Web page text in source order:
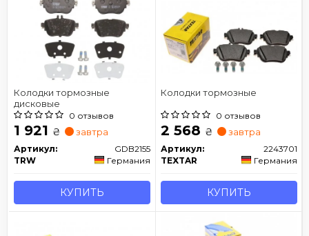
Колодки тормозные
дисковые
0 отзывов
1 921 ₴ завтра
Артикул:
GDB2155
TRW
Германия
КУПИТЬ
Колодки тормозные
0 отзывов
2 568 ₴ завтра
Артикул:
2243701
TEXTAR
Германия
КУПИТЬ